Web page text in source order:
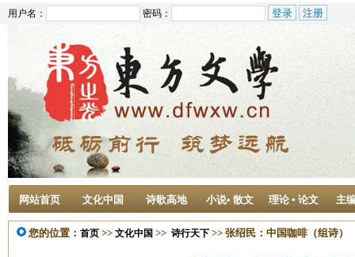
用户名： 密码：
网站首页 文化中国 诗歌高地 小说• 散文 理论 ▪ 论文 主
您的位置： 首页 >> 文化中国 >> 诗行天下 >> 张绍民：中国咖啡（组诗）